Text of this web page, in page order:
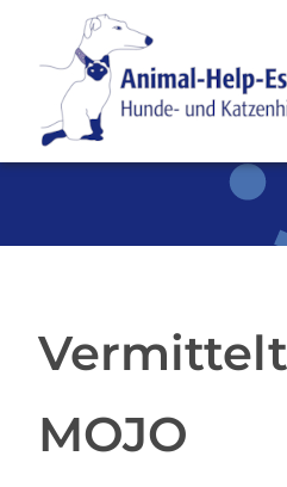
SKIP TO MAIN
MOJO